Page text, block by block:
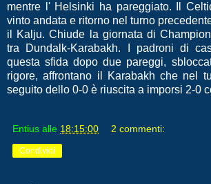
mentre l' Helsinki ha pareggiato. Il
vinto andata e ritorno nel turno
il Kalju. Chiude la giornata di
tra Dundalk-Karabakh. I padroni di
questa sfida dopo due pareggi,
rigore, affrontano il Karabakh che nel
seguito dello 0-0 è riuscita a imporsi 2-0
Entius alle 18:15:00 2 commenti:
Condividi